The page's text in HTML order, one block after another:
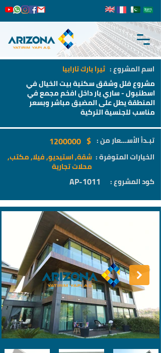
اسم المشروع :
مشروع فلل وشقق سكنية بيت الخيال في
اسطنبول - ساري يار داخل افخم مجمع في
المنطقة يطل على المضيق مباشر وبسعر
مناسب للجنسية التركية
ثيرا بارك تارابيا
تبـدأ الأســـعار من : 1200000
الخيارات المتوفرة : شقة, استيديو, فيلا, مكتب,
محلات تجارية
كود المشروع :
AP-1011
$